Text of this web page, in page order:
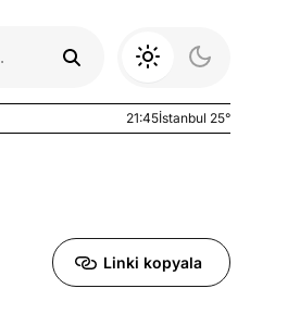
21:45İstanbul 25°
Linki kopyala